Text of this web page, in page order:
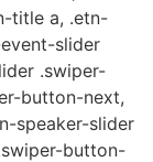
title a, .etn-
slider
.swiper-
button-next,
speaker-slider
button-